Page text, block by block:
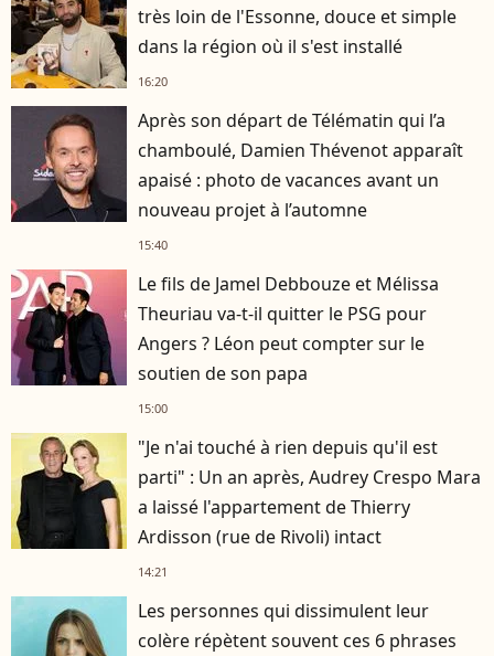
très loin de l'Essonne, douce et simple
dans la région où il s'est installé
16:20
Après son départ de Télématin qui l’a
chamboulé, Damien Thévenot apparaît
apaisé : photo de vacances avant un
nouveau projet à l’automne
15:40
Le fils de Jamel Debbouze et Mélissa
Theuriau va-t-il quitter le PSG pour
Angers ? Léon peut compter sur le
soutien de son papa
15:00
"Je n'ai touché à rien depuis qu'il est
parti" : Un an après, Audrey Crespo Mara
a laissé l'appartement de Thierry
Ardisson (rue de Rivoli) intact
14:21
Les personnes qui dissimulent leur
colère répètent souvent ces 6 phrases